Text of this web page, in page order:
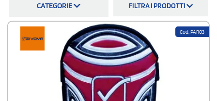
dal livello di protezione desiderato. Per allenamenti, tornei e attività
promozionali sono ideali modelli resistenti, leggeri e comodi. I
parastinchi professionali sono adatti asocietà sportive, scuole calcio e
squadre agonistiche.I parastinchi calcetto sono perfetti anche per
circoli sportivi, centri con campi da calcio e calcetto, eventi aziendali,
tornei amatoriali, open day e sponsorizzazioni locali. Come gadget
raggiungono un target sportivo e dinamico. Parlano a calciatori,
allenatori, genitori, tifosi, associazioni, club e aziende legate allo sport.
CATEGORIE FILTRA I PRODOTTI
Cod: PAR03